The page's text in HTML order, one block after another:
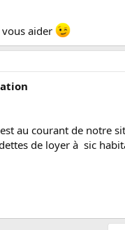
aider
au courant de notre
de loyer à sic